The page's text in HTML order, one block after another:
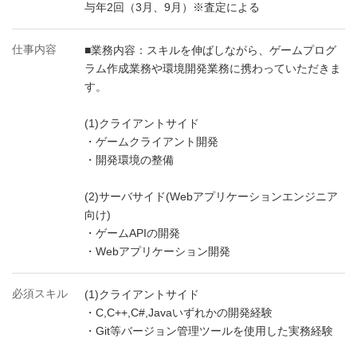
与年2回（3月、9月）※査定による
仕事内容
■業務内容：スキルを伸ばしながら、ゲームプログ
ラム作成業務や環境開発業務に携わっていただきま
す。
(1)クライアントサイド
・ゲームクライアント開発
・開発環境の整備
(2)サーバサイド(Webアプリケーションエンジニア
向け)
・ゲームAPIの開発
・Webアプリケーション開発
必須スキル
(1)クライアントサイド
・C,C++,C#,Javaいずれかの開発経験
・Git等バージョン管理ツールを使用した実務経験